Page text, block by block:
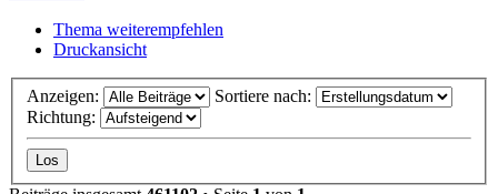
Thema weiterempfehlen
Druckansicht
Anzeigen:
Sortiere nach:
Richtung: